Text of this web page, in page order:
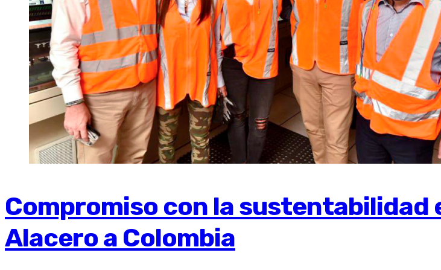
Compromiso con la sustentabilidad
Alacero a Colombia